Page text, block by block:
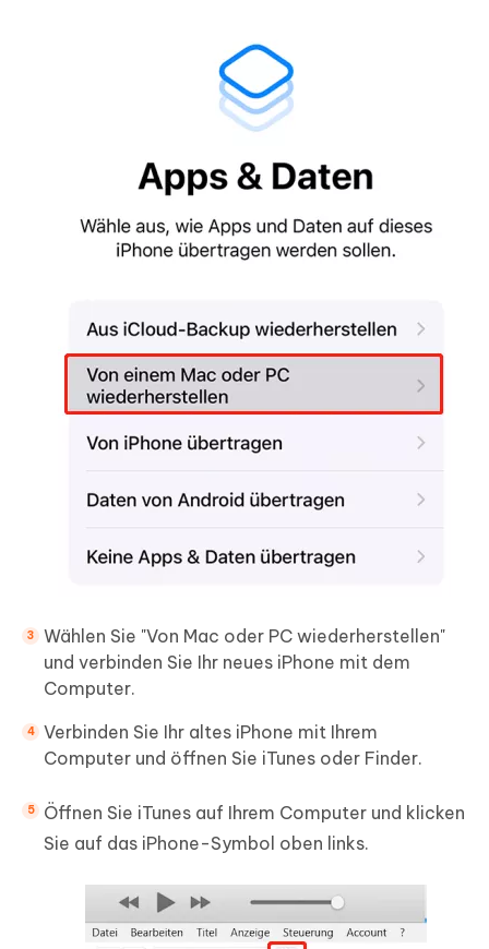
Wählen Sie "Von Mac oder PC wiederherstellen"
und verbinden Sie Ihr neues iPhone mit dem
Computer.
Verbinden Sie Ihr altes iPhone mit Ihrem
Computer und öffnen Sie iTunes oder Finder.
Öffnen Sie iTunes auf Ihrem Computer und klicken
Sie auf das iPhone-Symbol oben links.